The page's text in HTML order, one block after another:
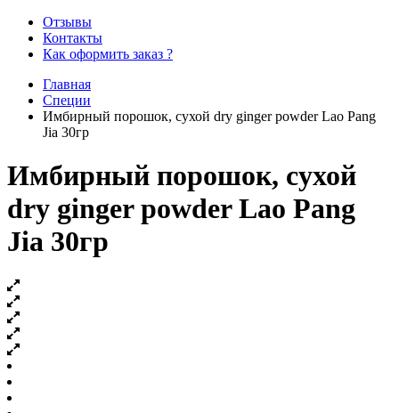
Отзывы
Контакты
Как оформить заказ ?
Главная
Специи
Имбирный порошок, сухой dry ginger powder Lao Pang
Jia 30гр
Имбирный порошок, сухой
dry ginger powder Lao Pang
Jia 30гр